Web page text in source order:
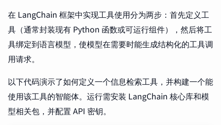
在 LangChain 框架中实现工具使用分为两步：首先定义工
具（通常封装现有 Python 函数或可运行组件），然后将工
具绑定到语言模型，使模型在需要时能生成结构化的工具调
用请求。
以下代码演示了如何定义一个信息检索工具，并构建一个能
使用该工具的智能体。运行需安装 LangChain 核心库和模
型相关包，并配置 API 密钥。